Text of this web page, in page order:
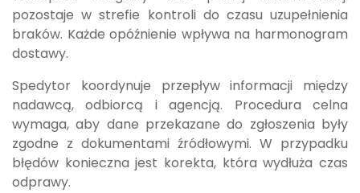
pozostaje w strefie kontroli do czasu uzupełnienia
braków. Każde opóźnienie wpływa na harmonogram
dostawy.
Spedytor koordynuje przepływ informacji między
nadawcą, odbiorcą i agencją. Procedura celna
wymaga, aby dane przekazane do zgłoszenia były
zgodne z dokumentami źródłowymi. W przypadku
błędów konieczna jest korekta, która wydłuża czas
odprawy.